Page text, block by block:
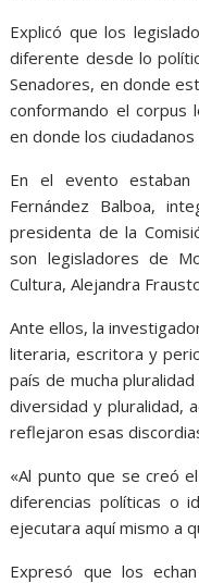
Explicó que los
diferente desde lo
Senadores, en donde
conformando el corpus
en donde los
En el evento estaban
Fernández Balboa,
presidenta de la
son legisladores de
Cultura, Alejandra
Ante ellos, la
literaria, escritora y
país de mucha
diversidad y pluralidad,
reflejaron esas
«Al punto que se creó
diferencias políticas o
ejecutara aquí mismo a
Expresó que los